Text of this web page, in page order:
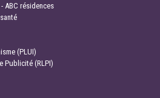
ABC résidences
(PLUI)
Publicité (RLPI)